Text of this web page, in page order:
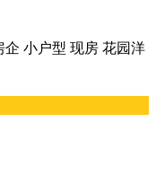
企 小户型 现房 花园洋